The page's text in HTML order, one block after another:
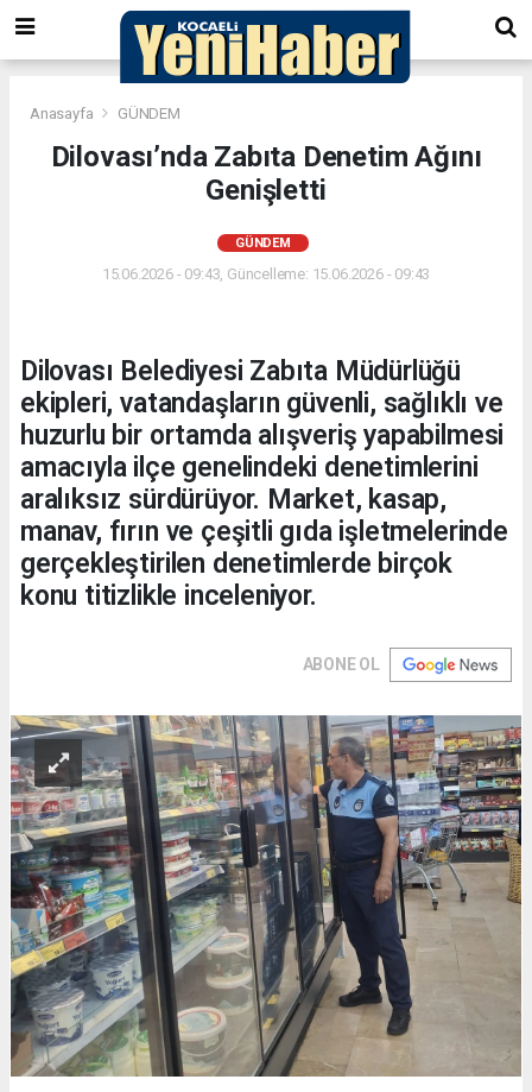
Anasayfa GÜNDEM
Dilovası’nda Zabıta Denetim Ağını
Genişletti
GÜNDEM
15.06.2026 - 09:43, Güncelleme: 15.06.2026 - 09:43
Dilovası Belediyesi Zabıta Müdürlüğü
ekipleri, vatandaşların güvenli, sağlıklı ve
huzurlu bir ortamda alışveriş yapabilmesi
amacıyla ilçe genelindeki denetimlerini
aralıksız sürdürüyor. Market, kasap,
manav, fırın ve çeşitli gıda işletmelerinde
gerçekleştirilen denetimlerde birçok
konu titizlikle inceleniyor.
ABONE OL